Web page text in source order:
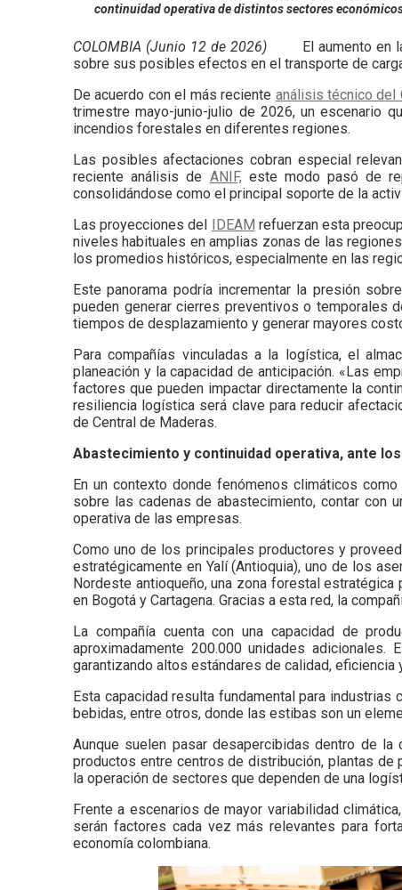
continuidad operativa de distintos sectores
COLOMBIA (Junio 12 de 2026) El aumento en
sobre sus posibles efectos en el transporte de
De acuerdo con el más reciente análisis técnico del
trimestre mayo-junio-julio de 2026, un escenario
incendios forestales en diferentes regiones.
Las posibles afectaciones cobran especial
reciente análisis de ANIF, este modo pasó de
consolidándose como el principal soporte de la
Las proyecciones del IDEAM refuerzan esta
niveles habituales en amplias zonas de las
los promedios históricos, especialmente en las
Este panorama podría incrementar la presión
pueden generar cierres preventivos o temporales
tiempos de desplazamiento y generar mayores
Para compañías vinculadas a la logística, el
planeación y la capacidad de anticipación. «Las
factores que pueden impactar directamente la
resiliencia logística será clave para reducir
de Central de Maderas.
Abastecimiento y continuidad operativa, ante
En un contexto donde fenómenos climáticos
sobre las cadenas de abastecimiento, contar con
operativa de las empresas.
Como uno de los principales productores y
estratégicamente en Yalí (Antioquia), uno de los
Nordeste antioqueño, una zona forestal
en Bogotá y Cartagena. Gracias a esta red, la
La compañía cuenta con una capacidad de
aproximadamente 200.000 unidades
garantizando altos estándares de calidad, eficiencia
Esta capacidad resulta fundamental para
bebidas, entre otros, donde las estibas son un
Aunque suelen pasar desapercibidas dentro de
productos entre centros de distribución, plantas de
la operación de sectores que dependen de una
Frente a escenarios de mayor variabilidad
serán factores cada vez más relevantes para
economía colombiana.